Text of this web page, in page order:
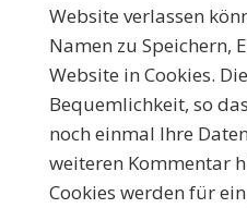
Website verlassen
Namen zu Speichern,
Website in Cookies.
Bequemlichkeit, so
noch einmal Ihre
weiteren Kommentar
Cookies werden für ein